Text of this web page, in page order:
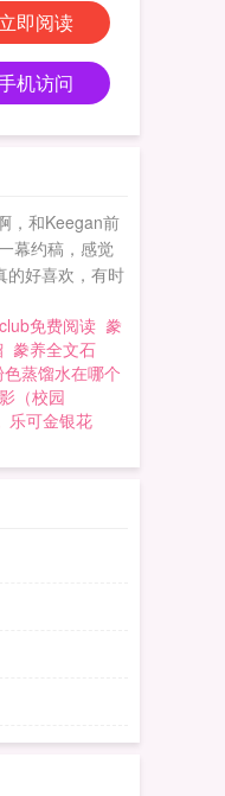
立即阅读
机访问
，和Keegan前
幕约稿，感觉
的好喜欢，有时
免费阅读 豢
豢养全文石
蒸馏水在哪个
（校园
乐可金银花